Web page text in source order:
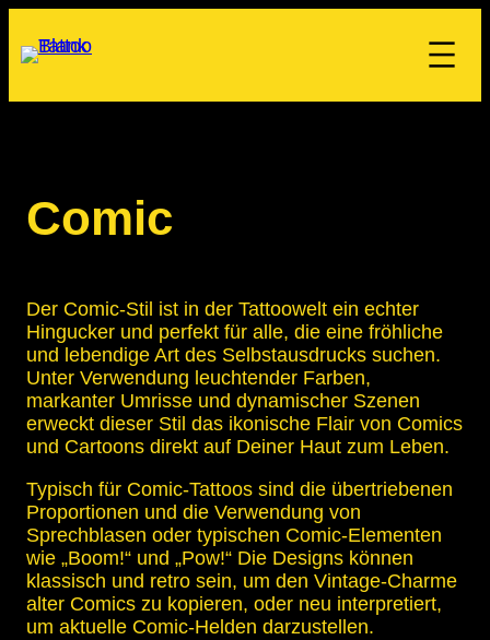
Comic
Der Comic-Stil ist in der Tattoowelt ein echter
Hingucker und perfekt für alle, die eine fröhliche
und lebendige Art des Selbstausdrucks suchen.
Unter Verwendung leuchtender Farben,
markanter Umrisse und dynamischer Szenen
erweckt dieser Stil das ikonische Flair von Comics
und Cartoons direkt auf Deiner Haut zum Leben.
Typisch für Comic-Tattoos sind die übertriebenen
Proportionen und die Verwendung von
Sprechblasen oder typischen Comic-Elementen
wie „Boom!“ und „Pow!“ Die Designs können
klassisch und retro sein, um den Vintage-Charme
alter Comics zu kopieren, oder neu interpretiert,
um aktuelle Comic-Helden darzustellen.